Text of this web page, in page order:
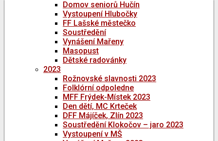
Domov seniorů Hučín
Vystoupení Hlubočky
FF Lašské městečko
Soustředění
Vynášení Mařeny
Masopust
Dětské radovánky
2023
Rožnovské slavnosti 2023
Folklórní odpoledne
MFF Frýdek-Místek 2023
Den dětí, MC Krteček
DFF Májíček, Zlín 2023
Soustředění Klokočov – jaro 2023
Vystoupení v MŠ